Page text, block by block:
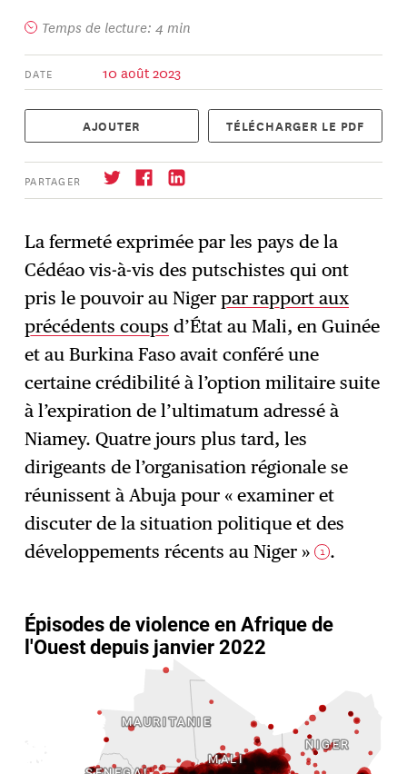
Temps de lecture: 4 min
DATE 10 août 2023
AJOUTER TÉLÉCHARGER LE PDF
PARTAGER
→ S'abonner
La fermeté exprimée par les pays de la
Cédéao vis-à-vis des putschistes qui ont
pris le pouvoir au Nigerpar rapport aux
précédents coups d’État au Mali, en Guinée
et au Burkina Faso avait conféré une
certaine crédibilité à l’option militaire suite
à l’expiration de l’ultimatum adressé à
Niamey. Quatre jours plus tard, les
dirigeants de l’organisation régionale se
réunissent à Abuja pour « examiner et
discuter de la situation politique et des
développements récents au Niger » 1 .